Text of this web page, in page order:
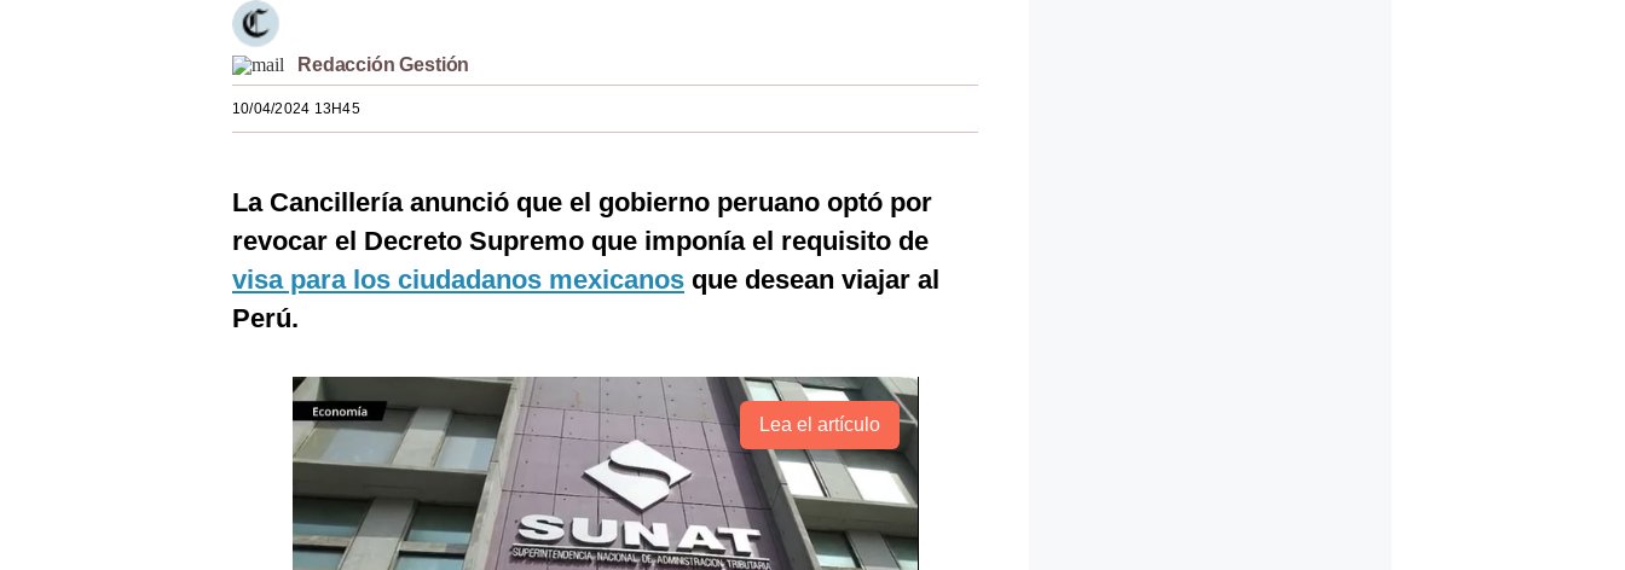
Redacción Gestión
10/04/2024 13H45
La Cancillería anunció que el gobierno peruano optó por
revocar el Decreto Supremo que imponía el requisito de
visa para los ciudadanos mexicanos que desean viajar al
Perú.
Lea el artículo